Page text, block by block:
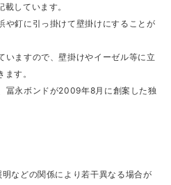
しています。
釘に引っ掛けて壁掛けにすることが
ますので、壁掛けやイーゼル等に立
す。
永ボンドが2009年8月に創案した独
などの関係により若干異なる場合が